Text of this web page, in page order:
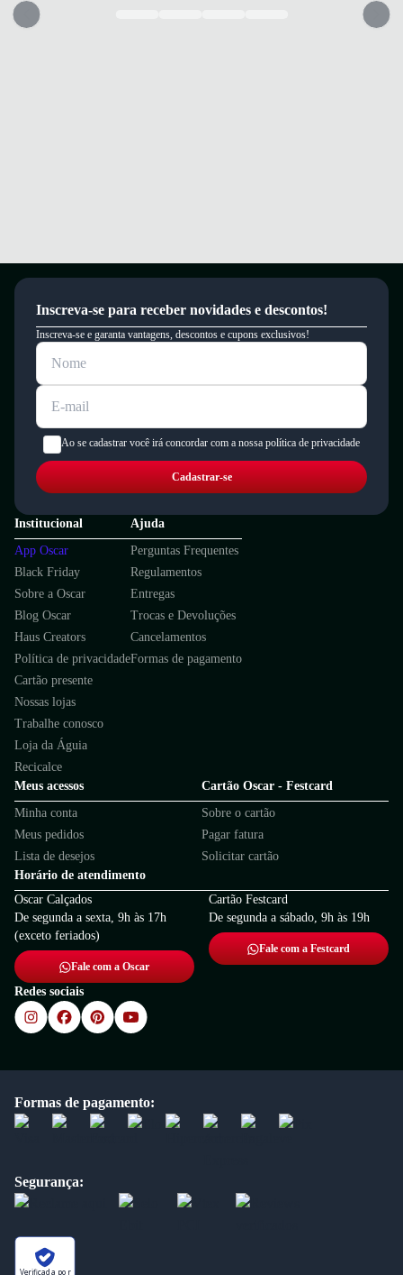
Inscreva-se para receber novidades e descontos!
Inscreva-se e garanta vantagens, descontos e cupons exclusivos!
Ao se cadastrar você irá concordar com a nossa política de privacidade
Cadastrar-se
Institucional
App Oscar
Black Friday
Sobre a Oscar
Blog Oscar
Haus Creators
Política de privacidade
Cartão presente
Nossas lojas
Trabalhe conosco
Loja da Águia
Recicalce
Ajuda
Perguntas Frequentes
Regulamentos
Entregas
Trocas e Devoluções
Cancelamentos
Formas de pagamento
Meus acessos
Minha conta
Meus pedidos
Lista de desejos
Cartão Oscar - Festcard
Sobre o cartão
Pagar fatura
Solicitar cartão
Horário de atendimento
Oscar Calçados
De segunda a sexta, 9h às 17h
(exceto feriados)
Fale com a Oscar
Cartão Festcard
De segunda a sábado, 9h às 19h
Fale com a Festcard
Redes sociais
Formas de pagamento:
Segurança:
Verificada por